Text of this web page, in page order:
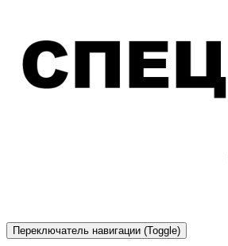
содержимому
Переключатель навигации (Toggle)